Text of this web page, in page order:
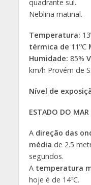
quadrante sul.
Neblina matinal.
Temperatura:
térmica de 11ºC
Humidade: 85%
km/h Provém de
Nível de
ESTADO DO MAR
A direção das
média de 2.5
segundos.
A temperatura
hoje é de 14ºC.